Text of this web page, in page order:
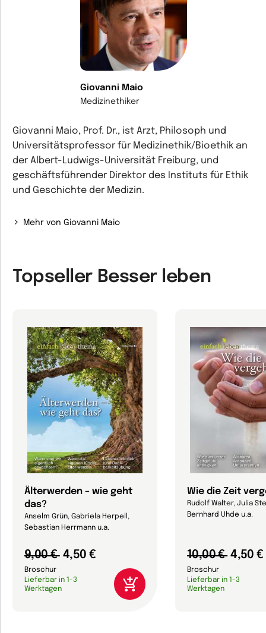
Giovanni Maio
Medizinethiker
Giovanni Maio, Prof. Dr., ist Arzt, Philosoph und
Universitätsprofessor für Medizinethik/Bioethik an
der Albert-Ludwigs-Universität Freiburg, und
geschäftsführender Direktor des Instituts für Ethik
und Geschichte der Medizin.
Mehr von Giovanni Maio
Topseller Besser leben
Älterwerden – wie geht
das?
Anselm Grün, Gabriela Herpell,
Sebastian Herrmann u.a.
9,00 € 4,50 €
Broschur
Lieferbar in 1-3
Werktagen
Wie die Zeit
Rudolf Walter, Julia
Bernhard Uhde u.a.
10,00 € 4,50 €
Broschur
Lieferbar in 1-3
Werktagen